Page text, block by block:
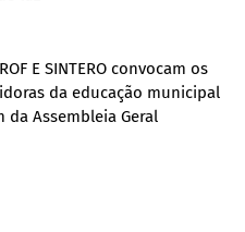
E SINTERO convocam os
da educação municipal
da Assembleia Geral